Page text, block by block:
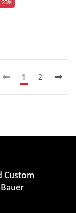
-23%
1 2
Custom